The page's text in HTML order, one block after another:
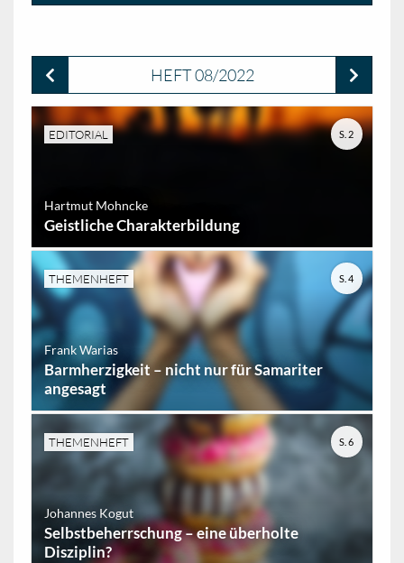
HEFT 08/2022
EDITORIAL
Hartmut Mohncke
Geistliche Charakterbildung
S. 2
THEMENHEFT
Frank Warias
Barmherzigkeit – nicht nur für Samariter
angesagt
S. 4
THEMENHEFT
Johannes Kogut
Selbstbeherrschung – eine überholte
Disziplin?
S. 6